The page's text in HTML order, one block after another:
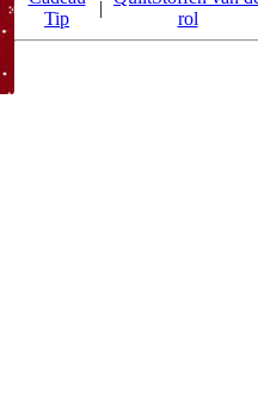
Tip
|
rol